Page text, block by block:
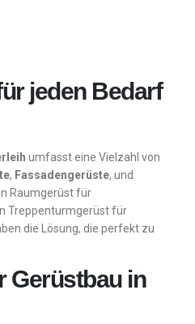
jeden Bedarf
umfasst eine Vielzahl von
, Fassadengerüste, und
Raumgerüst für
Treppenturmgerüst für
die Lösung, die perfekt zu
Gerüstbau in